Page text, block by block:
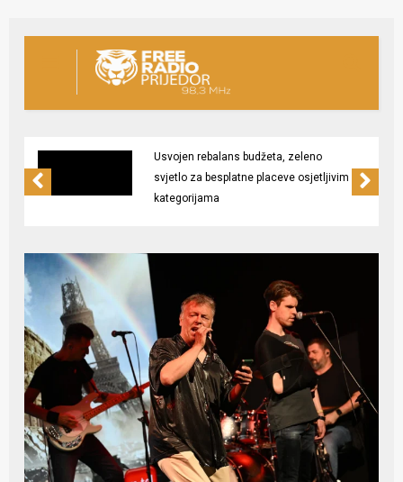
Usvojen rebalans budžeta, zeleno
svjetlo za besplatne placeve osjetljivim
kategorijama